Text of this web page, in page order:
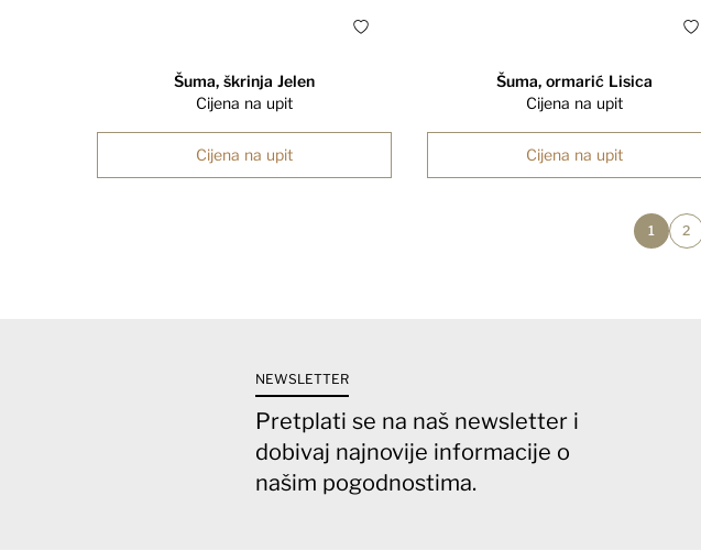
Šuma, škrinja Jelen
Cijena na upit
Cijena na upit
Šuma, ormarić Lisica
Cijena na upit
Cijena na upit
1 2
NEWSLETTER
Pretplati se na naš newsletter i
dobivaj najnovije informacije o
našim pogodnostima.